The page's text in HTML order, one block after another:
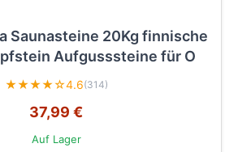
Saunasteine 20Kg finnische
Aufgusssteine für O
★★★★☆4.6(314)
37,99 €
Auf Lager